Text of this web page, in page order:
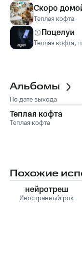
Скоро
Теплая кофта
Поцелуи
Теплая кофта,
Альбомы
По дате выхода
Теплая кофта
Теплая кофта
Похожие
нейротреш
Иностранный рок